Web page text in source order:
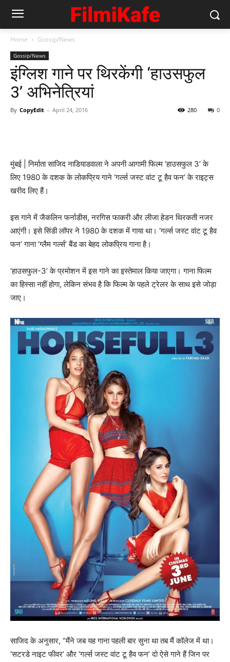
Home Gossip/News
Gossip/News
इंग्लिश गाने पर थिरकेंगी ‘हाउसफुल
3’ अभिनेत्रियां
By CopyEdit - April 24, 2016 0
280
मुंबई | निर्माता साजिद नाडियाडवाला ने अपनी आगामी फिल्म ‘हाउसफुल 3’ के
लिए 1980 के दशक के लोकप्रिय गाने ‘गर्ल्स जस्ट वांट टू हैव फन’ के राइट्स
खरीद लिए हैं।
इस गाने में जैकलिन फर्नाडीस, नरगिस फाकरी और लीजा हेडन थिरकती नजर
आएंगी। इसे सिंडी लॉपर ने 1980 के दशक में गाया था। ‘गर्ल्स जस्ट वांट टू हैव
फन’ गाना ‘ग्लैम गर्ल्स’ बैंड का बेहद लोकप्रिय गाना है।
‘हाउसफुल-3’ के प्रमोशन में इस गाने का इस्तेमाल किया जाएगा। गाना फिल्म
का हिस्सा नहीं होगा, लेकिन संभव है कि फिल्म के पहले ट्रेलर के साथ इसे जोड़ा
जाए।
साजिद के अनुसार, “मैंने जब यह गाना पहली बार सुना था तब मैं कॉलेज में था।
‘सटरडे नाइट फीवर’ और ‘गर्ल्स जस्ट वांट टू हैव फन’ दो ऐसे गाने हैं जिन पर